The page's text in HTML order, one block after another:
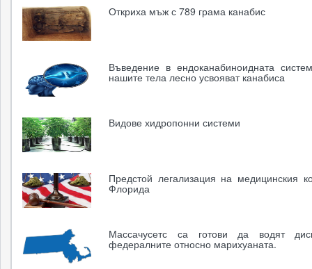
Откриха мъж с 789 грама канабис
Въведение в ендоканабиноидната
нашите тела лесно усвояват канабиса
Видове хидропонни системи
Предстой легализация на медицинския
Флорида
Массачусетс са готови да водят
федералните относно марихуаната.